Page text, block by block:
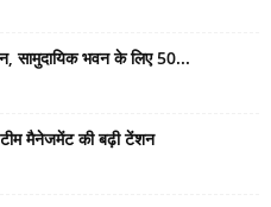
सामुदायिक भवन के लिए 50...
मैनेजमेंट की बढ़ी टेंशन